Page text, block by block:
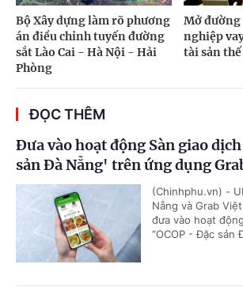
Bộ Xây dựng làm rõ phương
án điều chỉnh tuyến đường
sắt Lào Cai - Hà Nội - Hải
Phòng
Mở đường
nghiệp
tài sản thế
ĐỌC THÊM
Đưa vào hoạt động Sàn giao
sản Đà Nẵng' trên ứng dụng
(Chinhphu.vn) -
Nẵng và Grab
đưa vào hoạt
“OCOP - Đặc sản